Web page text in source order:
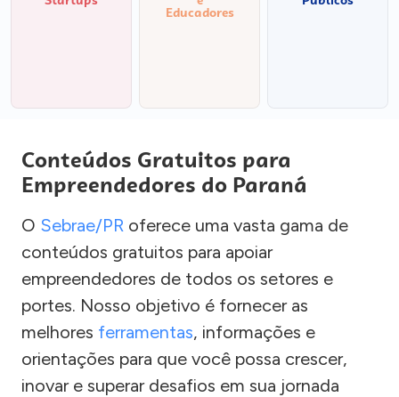
Educadores
Conteúdos Gratuitos para
Empreendedores do Paraná
O Sebrae/PR oferece uma vasta gama de
conteúdos gratuitos para apoiar
empreendedores de todos os setores e
portes. Nosso objetivo é fornecer as
melhores ferramentas, informações e
orientações para que você possa crescer,
inovar e superar desafios em sua jornada